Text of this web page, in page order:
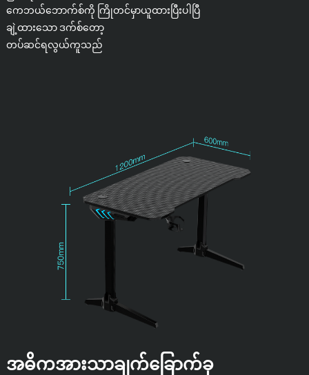
ကေဘယ်ဘောက်စ်ကို ကြိုတင်မှာယူထားပြီးပါပြီ
ချဲ့ထားသော ဒက်စ်တော့
တပ်ဆင်ရလွယ်ကူသည်
အဓိကအားသာချက်ခြောက်ခု